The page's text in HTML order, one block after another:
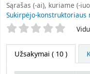
Sąrašas (-ai), kuriame (-
Sukirpėjo-
Star ratings
Užsakymai ( 10 )